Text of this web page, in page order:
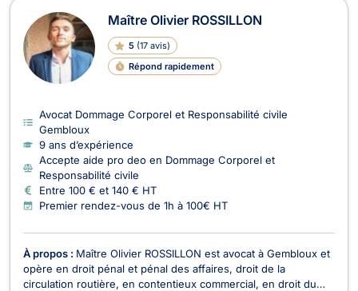
Maître Olivier ROSSILLON
5 (17 avis)
Répond rapidement
Avocat Dommage Corporel et Responsabilité civile
Gembloux
9 ans d’expérience
Accepte aide pro deo en Dommage Corporel et
Responsabilité civile
Entre 100 € et 140 € HT
Premier rendez-vous de 1h à 100€ HT
À propos : Maître Olivier ROSSILLON est avocat à Gembloux et
opère en droit pénal et pénal des affaires, droit de la
circulation routière, en contentieux commercial, en droit du